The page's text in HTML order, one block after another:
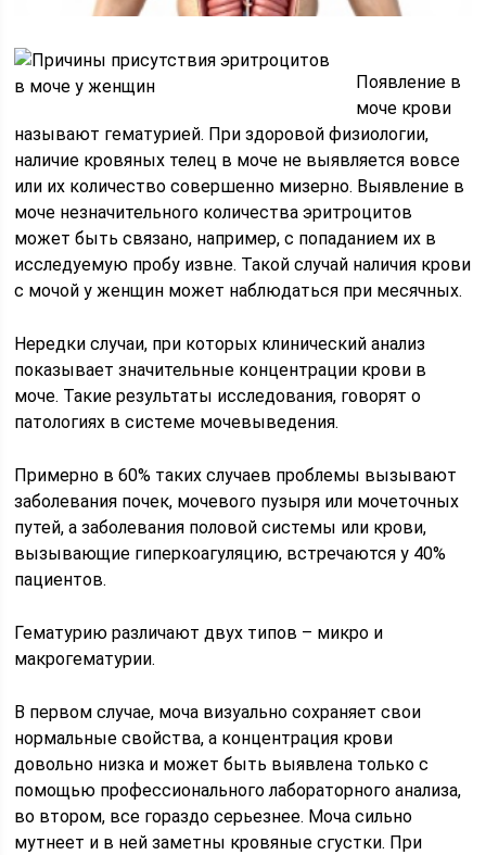
Появление в
моче крови
называют гематурией. При здоровой физиологии,
наличие кровяных телец в моче не выявляется вовсе
или их количество совершенно мизерно. Выявление в
моче незначительного количества эритроцитов
может быть связано, например, с попаданием их в
исследуемую пробу извне. Такой случай наличия крови
с мочой у женщин может наблюдаться при месячных.
Нередки случаи, при которых клинический анализ
показывает значительные концентрации крови в
моче. Такие результаты исследования, говорят о
патологиях в системе мочевыведения.
Примерно в 60% таких случаев проблемы вызывают
заболевания почек, мочевого пузыря или мочеточных
путей, а заболевания половой системы или крови,
вызывающие гиперкоагуляцию, встречаются у 40%
пациентов.
Гематурию различают двух типов – микро и
макрогематурии.
В первом случае, моча визуально сохраняет свои
нормальные свойства, а концентрация крови
довольно низка и может быть выявлена только с
помощью профессионального лабораторного анализа,
во втором, все гораздо серьезнее. Моча сильно
мутнеет и в ней заметны кровяные сгустки. При